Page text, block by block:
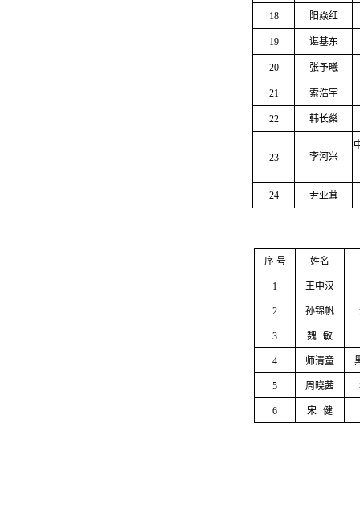
18 阳焱红
19 谌基东
20 张予曦
21 索浩宇
22 韩长燊
23 李河兴
24 尹亚茸
序 号 姓名
1 王中汉
2 孙锦帆
3 魏 敏
4 师清童
5 周晓茜
6 宋 健